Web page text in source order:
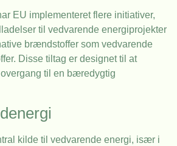
EU implementeret flere initiativer,
til vedvarende energiprojekter
brændstoffer som vedvarende
Disse tiltag er designet til at
til en bæredygtig
kilde til vedvarende energi, især i